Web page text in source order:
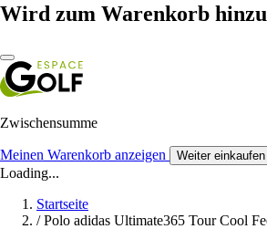
Wird zum Warenkorb
Zwischensumme
Meinen Warenkorb anzeigen Weiter einkaufen
Loading...
Startseite
/ Polo adidas Ultimate365 Tour Cool